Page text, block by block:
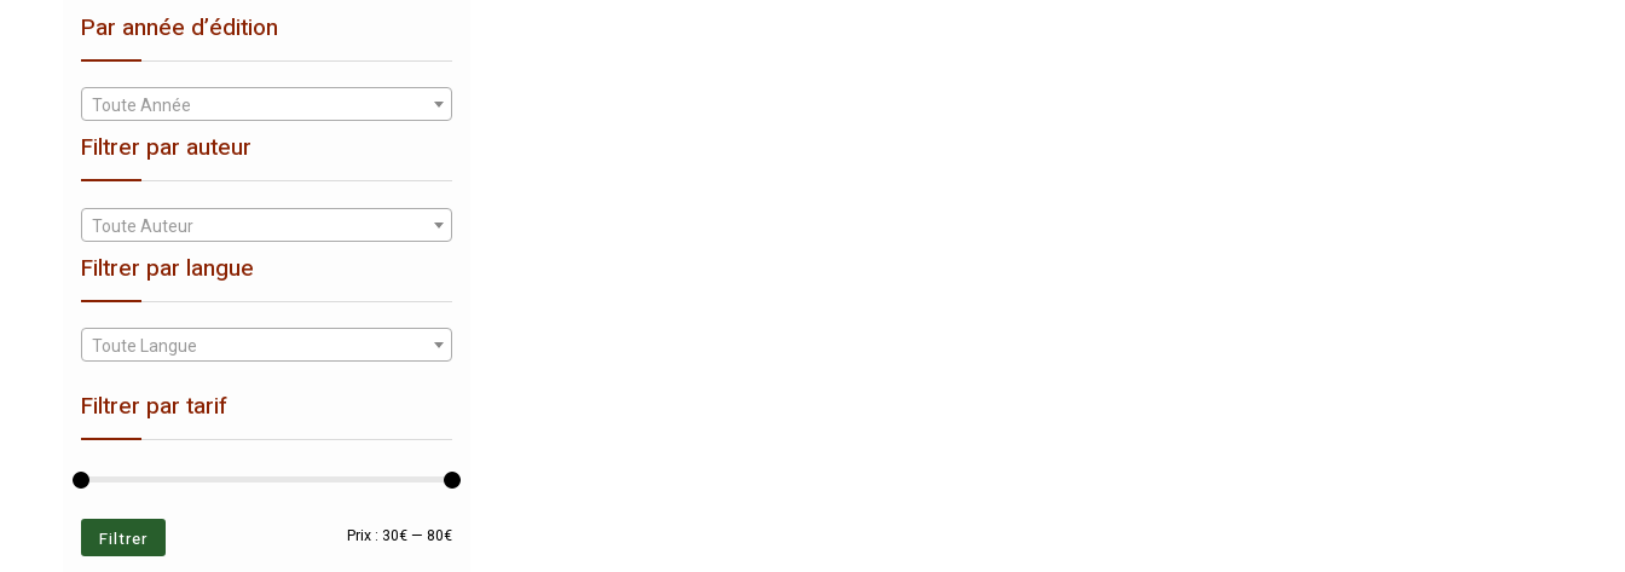
Par année d’édition
Toute Année
Filtrer par auteur
Toute Auteur
Filtrer par langue
Toute Langue
Filtrer par tarif
Prix
Prix
Filtrer Prix : 30€ — 80€